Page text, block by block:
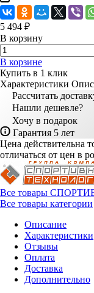
5 494 ₽
В корзину
В корзине
Купить в 1 клик
Характеристики
Рассчитать
Нашли дешевле?
Хочу в подарок
Гарантия 5 лет
Цена действительна
отличаться от цен в
Все товары
Все товары категории
Описание
Характеристики
Отзывы
Оплата
Доставка
Дополнительно